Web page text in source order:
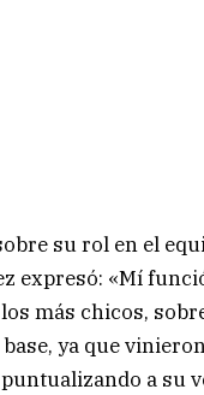
su rol en el
expresó: «Mí
más chicos,
ya que
a su